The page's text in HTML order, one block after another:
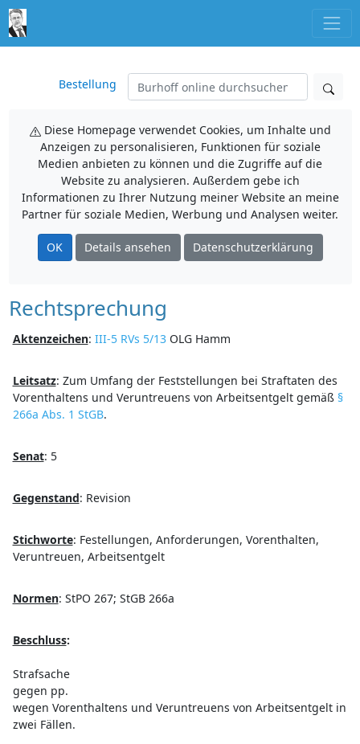
Bestellung
Diese Homepage verwendet Cookies, um Inhalte und
Anzeigen zu personalisieren, Funktionen für soziale
Medien anbieten zu können und die Zugriffe auf die
Website zu analysieren. Außerdem gebe ich
Informationen zu Ihrer Nutzung meiner Website an meine
Partner für soziale Medien, Werbung und Analysen weiter.
OK Details ansehen Datenschutzerklärung
Rechtsprechung
Aktenzeichen: III-5 RVs 5/13OLG Hamm
Leitsatz: Zum Umfang der Feststellungen bei Straftaten des
Vorenthaltens und Veruntreuens von Arbeitsentgelt gemäß §
266a Abs. 1 StGB.
Senat: 5
Gegenstand: Revision
Stichworte: Festellungen, Anforderungen, Vorenthalten,
Veruntreuen, Arbeitsentgelt
Normen: StPO 267; StGB 266a
Beschluss:
Strafsache
gegen pp.
wegen Vorenthaltens und Veruntreuens von Arbeitsentgelt in
zwei Fällen.